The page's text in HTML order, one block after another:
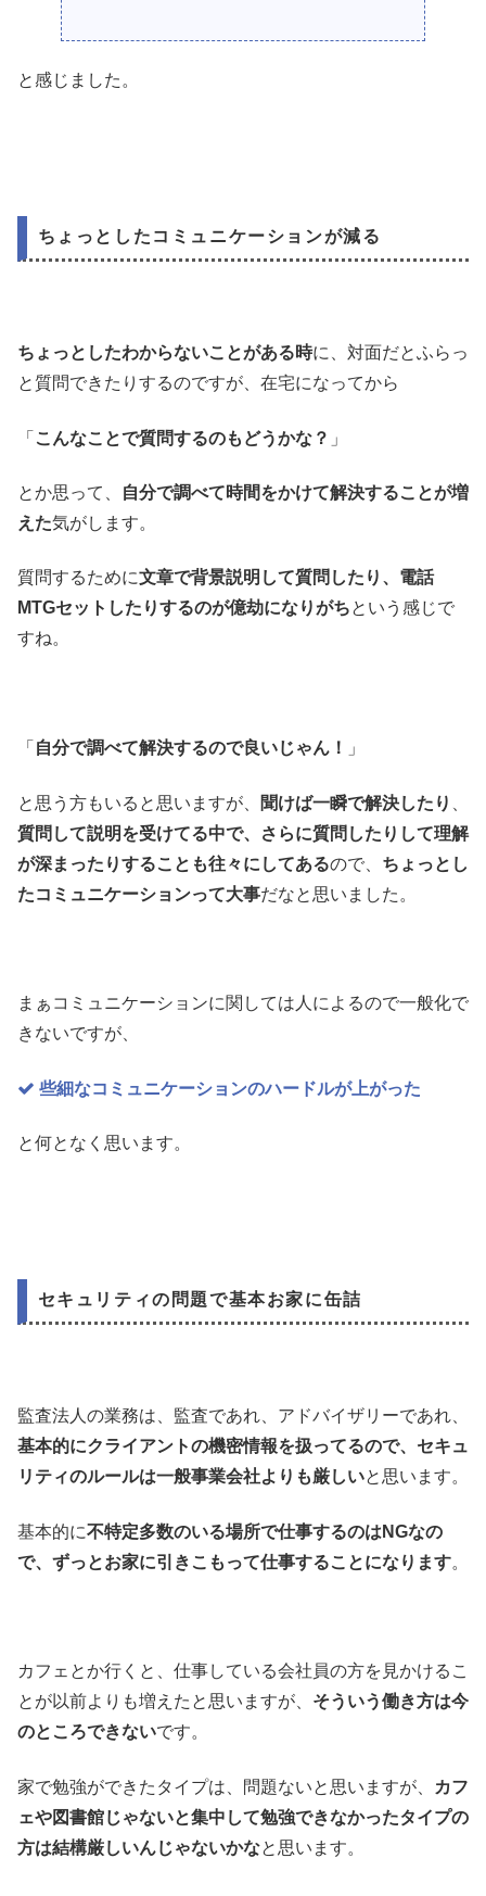
と感じました。
ちょっとしたコミュニケーションが減る
ちょっとしたわからないことがある時に、対面だとふらっ
と質問できたりするのですが、在宅になってから
「 こんなことで質問するのもどうかな？ 」
とか思って、
自分で調べて時間をかけて解決することが増
えた気がします。
質問するために文章で背景説明して質問したり、電話
MTGセットしたりするのが億劫になりがちという感じで
すね。
「 自分で調べて解決するので良いじゃん！ 」
と思う方もいると思いますが、 聞けば一瞬で解決したり
質問して説明を受けてる中で、さらに質問したりして理解
が深まったりすることも往々にしてあるので、 ちょっとし
たコミュニケーションって大事だなと思いました。
まぁコミュニケーションに関しては人によるので一般化で
きないですが、
些細なコミュニケーションのハードルが上がった
と何となく思います。
セキュリティの問題で基本お家に缶詰
監査法人の業務は、監査であれ、アドバイザリーであれ、
基本的にクライアントの機密情報を扱ってるので、セキュ
リティのルールは一般事業会社よりも厳しいと思います。
基本的に不特定多数のいる場所で仕事するのはNGなの
で、ずっとお家に引きこもって仕事することになります。
カフェとか行くと、仕事している会社員の方を見かけるこ
とが以前よりも増えたと思いますが、 そういう働き方は今
のところできないです。
家で勉強ができたタイプは、問題ないと思いますが、
カフ
ェや図書館じゃないと集中して勉強できなかったタイプの
方は結構厳しいんじゃないかなと思います。